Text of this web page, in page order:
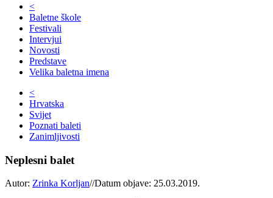
<
Baletne škole
Festivali
Intervjui
Novosti
Predstave
Velika baletna imena
<
Hrvatska
Svijet
Poznati baleti
Zanimljivosti
Neplesni balet
Autor: Zrinka Korljan//Datum objave: 25.03.2019.